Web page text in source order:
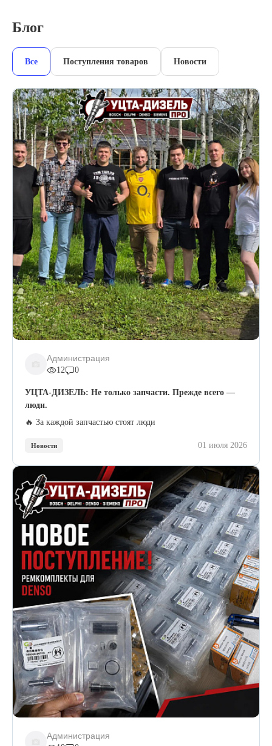
Блог
Все Поступления товаров Новости
Администрация
12 0
УЦТА-ДИЗЕЛЬ: Не только запчасти. Прежде всего —
люди.
🔥 За каждой запчастью стоят люди
Новости 01 июля 2026
Администрация